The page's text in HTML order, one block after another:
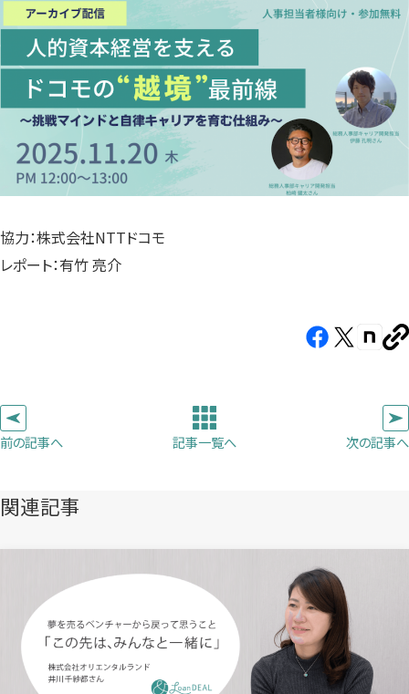
協力：株式会社NTTドコモ
レポート：有竹 亮介
Facebook（新
す）
X（新
す）
note（新
で
す）
ー
前の記事へ 記事一覧へ 次の記事へ
関連記事